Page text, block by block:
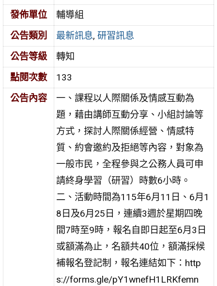
發佈單位
輔導組
公告類別
最新訊息,研習訊息
公告等級
轉知
點閱次數
133
公告內容
一、課程以人際關係及情感互動為
題，藉由講師互動分享、小組討論等
方式，探討人際關係經營、情感特
質、約會邀約及拒絕等內容，對象為
一般市民，全程參與之公務人員可申
請終身學習（研習）時數6小時。
二、活動時間為115年6月11日、6月1
8日及6月25日，連續3週於星期四晚
間7時至9時，報名自即日起至6月3日
或額滿為止，名額共40位，額滿採候
補報名登記制，報名連結如下：http
s://forms.gle/pY1wnefH1LRKfemn